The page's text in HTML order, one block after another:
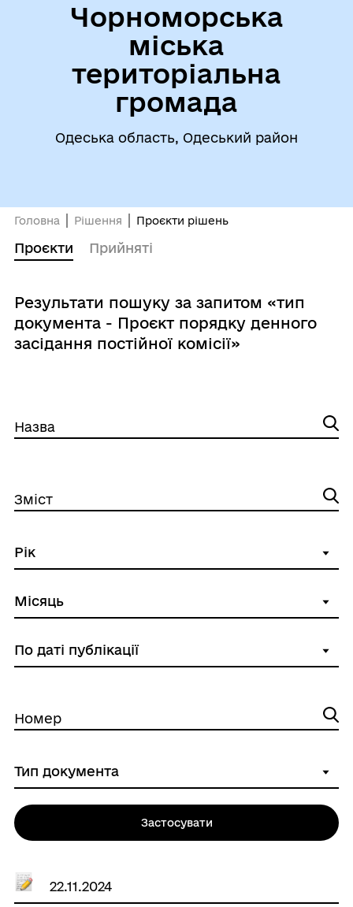
Чорноморська
міська
територіальна
громада
Одеська область, Одеський район
Головна Рішення Проєкти рішень
Проєкти Прийняті
Результати пошуку за запитом «тип
документа - Проєкт порядку денного
засідання постійної комісії»
22.11.2024
Назва
Зміст
Номер
Застосувати